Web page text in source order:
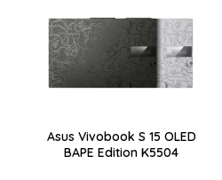
Asus Vivobook S 15 OLED
BAPE Edition K5504